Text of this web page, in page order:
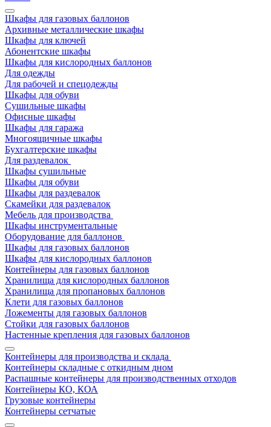
Шкафы для газовых баллонов
Архивные металлические шкафы
Шкафы для ключей
Абонентские шкафы
Шкафы для кислородных баллонов
Для одежды
Для рабочей и спецодежды
Шкафы для обуви
Сушильные шкафы
Офисные шкафы
Шкафы для гаража
Многоящичные шкафы
Бухгалтерские шкафы
Для раздевалок
Шкафы сушильные
Шкафы для обуви
Шкафы для раздевалок
Скамейки для раздевалок
Мебель для производства
Шкафы инструментальные
Оборудование для баллонов
Шкафы для газовых баллонов
Шкафы для кислородных баллонов
Контейнеры для газовых баллонов
Хранилища для кислородных баллонов
Хранилища для пропановых баллонов
Клети для газовых баллонов
Ложементы для газовых баллонов
Стойки для газовых баллонов
Настенные крепления для газовых баллонов
Контейнеры для производства и склада
Контейнеры складные с откидным дном
Распашные контейнеры для производственных отходов
Контейнеры КО, КОА
Грузовые контейнеры
Контейнеры сетчатые